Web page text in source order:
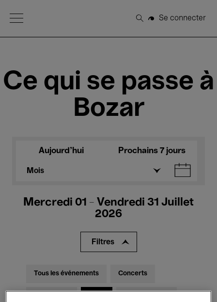
Open Menu
Rechercher
Se connecter
Ce qui se passe à
Bozar
Aujourd'hui Prochains 7 jours
Mois
Mercredi 01 - Vendredi 31 Juillet
2026
Filtres
Tous les événements Concerts